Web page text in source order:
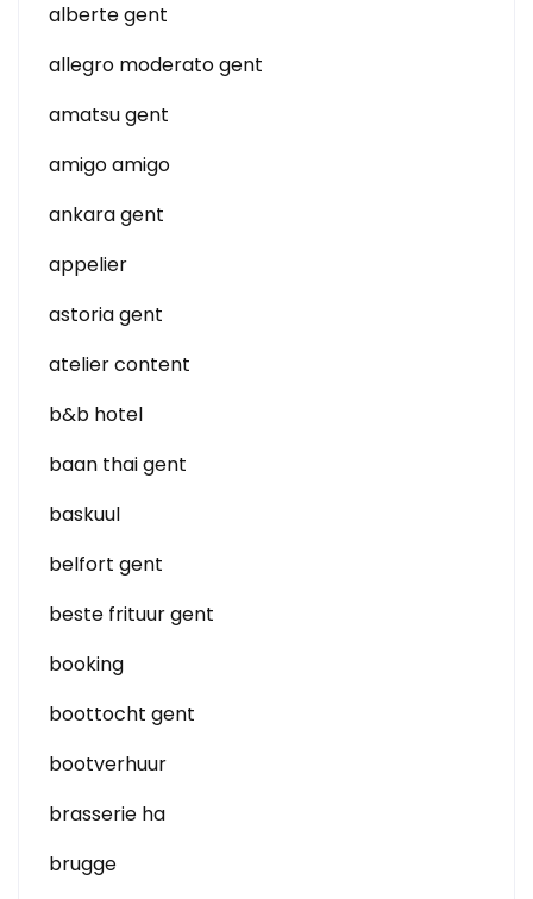
alberte gent
allegro moderato gent
amatsu gent
amigo amigo
ankara gent
appelier
astoria gent
atelier content
b&b hotel
baan thai gent
baskuul
belfort gent
beste frituur gent
booking
boottocht gent
bootverhuur
brasserie ha
brugge